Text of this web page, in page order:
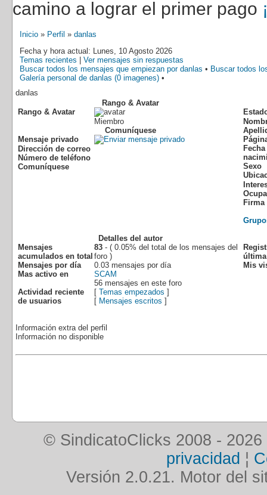
camino a lograr el primer pago
Inicio » Perfil » danlas
Fecha y hora actual: Lunes, 10 Agosto 2026
Temas recientes
Ver mensajes sin respuestas
Buscar todos los mensajes que empiezan por danlas • Buscar todos
Galería personal de danlas (0 imagenes) •
danlas
Rango & Avatar
Rango & Avatar
Miembro
Comuníquese
Mensaje privado
Dirección de correo
Número de teléfono
Comuníquese
Sexo
Firma
Detalles del autor
Mensajes
acumulados en total
83 - ( 0.05% del total de los mensajes del
foro )
Mensajes por día
0.03 mensajes por día
Mas activo en
SCAM
56 mensajes en este foro
Actividad reciente
de usuarios
[ Temas empezados ]
[ Mensajes escritos ]
Mis
Información extra del perfil
Información no disponible
© SindicatoClicks 2008 - 2026
privacidad ¦
Versión 2.0.21. Motor del